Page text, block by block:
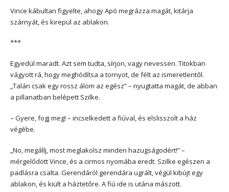
Vince kábultan figyelte, ahogy Apó megrázza magát, kitárja
szárnyát, és kirepül az ablakon.
***
Egyedül maradt. Azt sem tudta, sírjon, vagy nevessen. Titokban
vágyott rá, hogy meghódítsa a tornyot, de félt az ismeretlentől.
„Talán csak egy rossz álom az egész” – nyugtatta magát, de abban
a pillanatban belépett Szilke.
– Gyere, fogj meg! – incselkedett a fiúval, és elslisszolt a ház
végébe.
„No, megállj, most meglakolsz minden hazugságodért!” –
mérgelődött Vince, és a cirmos nyomába eredt. Szilke egészen a
padlásra csalta. Gerendáról gerendára ugrált, végül kibújt egy
ablakon, és kiült a háztetőre. A fiú ide is utána mászott.